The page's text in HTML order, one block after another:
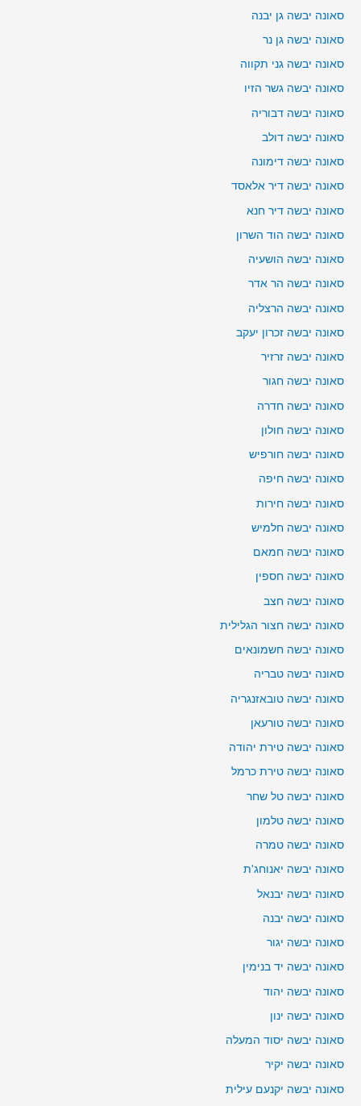
סאונה יבשה גן יבנה
סאונה יבשה גן נר
סאונה יבשה גני תקווה
סאונה יבשה גשר הזיו
סאונה יבשה דבוריה
סאונה יבשה דולב
סאונה יבשה דימונה
סאונה יבשה דיר אלאסד
סאונה יבשה דיר חנא
סאונה יבשה הוד השרון
סאונה יבשה הושעיה
סאונה יבשה הר אדר
סאונה יבשה הרצליה
סאונה יבשה זכרון יעקב
סאונה יבשה זרזיר
סאונה יבשה חגור
סאונה יבשה חדרה
סאונה יבשה חולון
סאונה יבשה חורפיש
סאונה יבשה חיפה
סאונה יבשה חירות
סאונה יבשה חלמיש
סאונה יבשה חמאם
סאונה יבשה חספין
סאונה יבשה חצב
סאונה יבשה חצור הגלילית
סאונה יבשה חשמונאים
סאונה יבשה טבריה
סאונה יבשה טובאזנגריה
סאונה יבשה טורעאן
סאונה יבשה טירת יהודה
סאונה יבשה טירת כרמל
סאונה יבשה טל שחר
סאונה יבשה טלמון
סאונה יבשה טמרה
סאונה יבשה יאנוחג'ת
סאונה יבשה יבנאל
סאונה יבשה יבנה
סאונה יבשה יגור
סאונה יבשה יד בנימין
סאונה יבשה יהוד
סאונה יבשה ינון
סאונה יבשה יסוד המעלה
סאונה יבשה יקיר
סאונה יבשה יקנעם עילית